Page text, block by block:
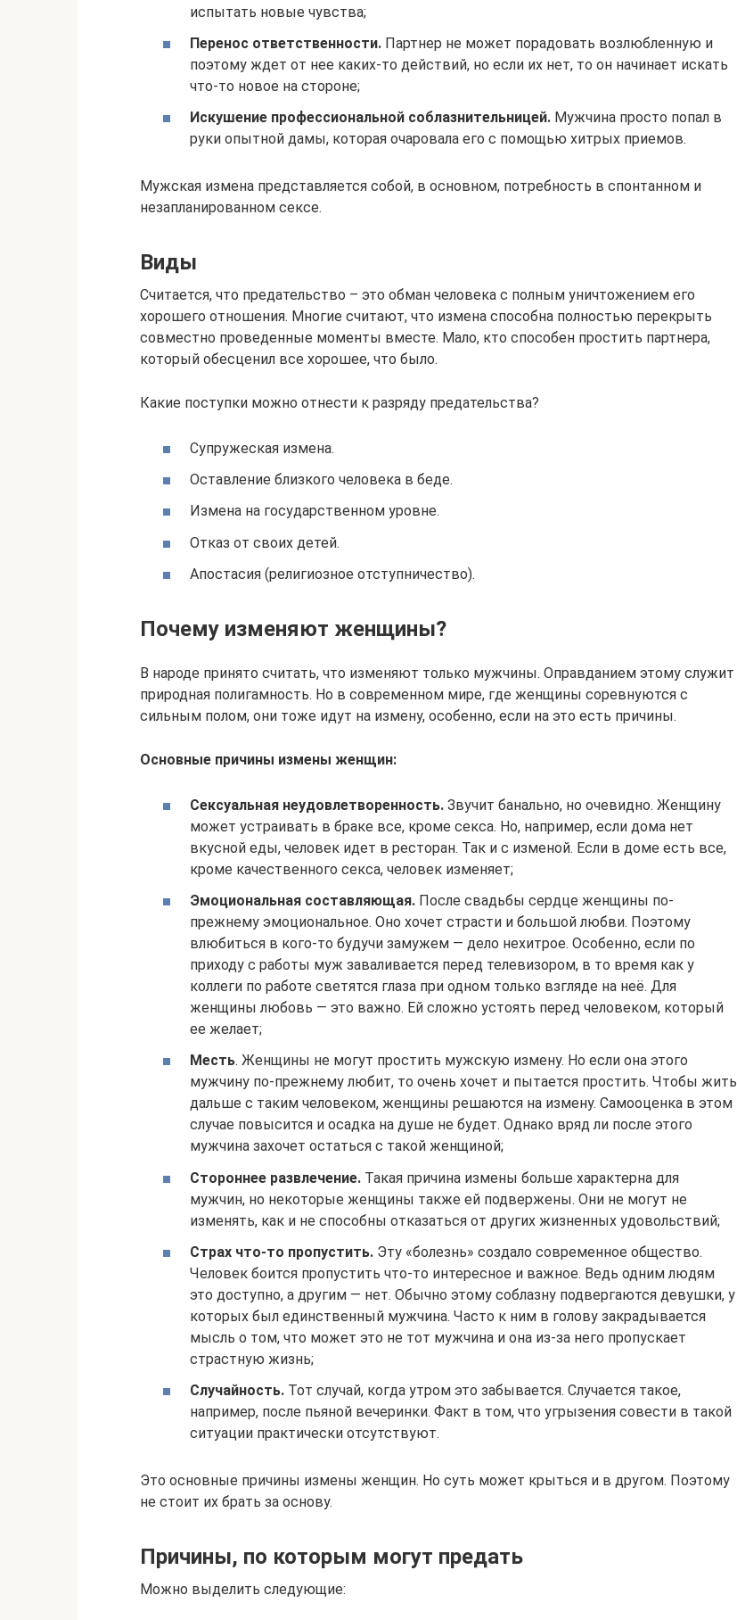
испытать новые чувства;
Перенос ответственности. Партнер не может порадовать возлюбленную и
поэтому ждет от нее каких-то действий, но если их нет, то он начинает искать
что-то новое на стороне;
Искушение профессиональной соблазнительницей. Мужчина просто попал в
руки опытной дамы, которая очаровала его с помощью хитрых приемов.
Мужская измена представляется собой, в основном, потребность в спонтанном и
незапланированном сексе.
Виды
Считается, что предательство – это обман человека с полным уничтожением его
хорошего отношения. Многие считают, что измена способна полностью перекрыть
совместно проведенные моменты вместе. Мало, кто способен простить партнера,
который обесценил все хорошее, что было.
Какие поступки можно отнести к разряду предательства?
Супружеская измена.
Оставление близкого человека в беде.
Измена на государственном уровне.
Отказ от своих детей.
Апостасия (религиозное отступничество).
Почему изменяют женщины?
В народе принято считать, что изменяют только мужчины. Оправданием этому служит
природная полигамность. Но в современном мире, где женщины соревнуются с
сильным полом, они тоже идут на измену, особенно, если на это есть причины.
Основные причины измены женщин:
Сексуальная неудовлетворенность. Звучит банально, но очевидно. Женщину
может устраивать в браке все, кроме секса. Но, например, если дома нет
вкусной еды, человек идет в ресторан. Так и с изменой. Если в доме есть все,
кроме качественного секса, человек изменяет;
Эмоциональная составляющая. После свадьбы сердце женщины по-
прежнему эмоциональное. Оно хочет страсти и большой любви. Поэтому
влюбиться в кого-то будучи замужем — дело нехитрое. Особенно, если по
приходу с работы муж заваливается перед телевизором, в то время как у
коллеги по работе светятся глаза при одном только взгляде на неё. Для
женщины любовь — это важно. Ей сложно устоять перед человеком, который
ее желает;
Месть. Женщины не могут простить мужскую измену. Но если она этого
мужчину по-прежнему любит, то очень хочет и пытается простить. Чтобы жить
дальше с таким человеком, женщины решаются на измену. Самооценка в этом
случае повысится и осадка на душе не будет. Однако вряд ли после этого
мужчина захочет остаться с такой женщиной;
Стороннее развлечение. Такая причина измены больше характерна для
мужчин, но некоторые женщины также ей подвержены. Они не могут не
изменять, как и не способны отказаться от других жизненных удовольствий;
Страх что-то пропустить. Эту «болезнь» создало современное общество.
Человек боится пропустить что-то интересное и важное. Ведь одним людям
это доступно, а другим — нет. Обычно этому соблазну подвергаются девушки, у
которых был единственный мужчина. Часто к ним в голову закрадывается
мысль о том, что может это не тот мужчина и она из-за него пропускает
страстную жизнь;
Случайность. Тот случай, когда утром это забывается. Случается такое,
например, после пьяной вечеринки. Факт в том, что угрызения совести в такой
ситуации практически отсутствуют.
Это основные причины измены женщин. Но суть может крыться и в другом. Поэтому
не стоит их брать за основу.
Причины, по которым могут предать
Можно выделить следующие: